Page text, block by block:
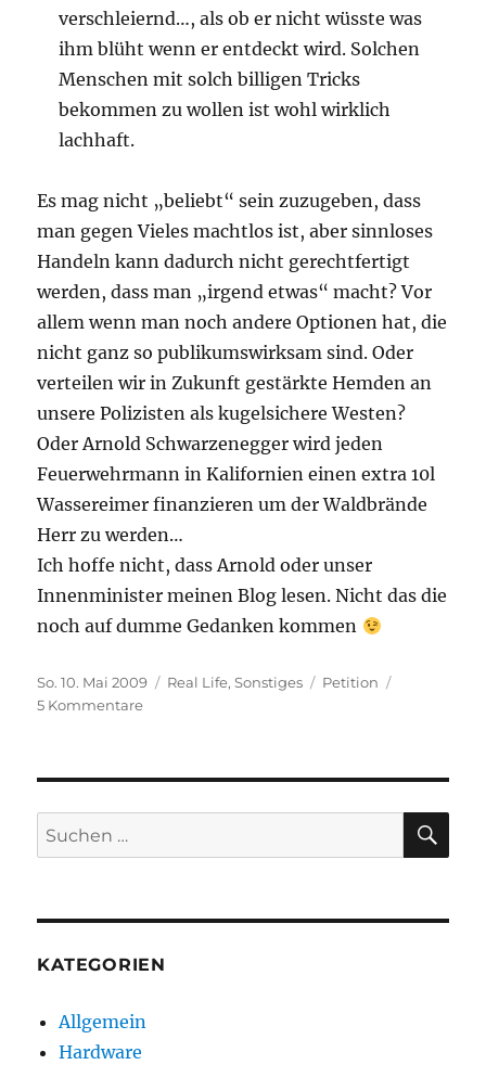
verschleiernd…, als ob er nicht wüsste was
ihm blüht wenn er entdeckt wird. Solchen
Menschen mit solch billigen Tricks
bekommen zu wollen ist wohl wirklich
lachhaft.
Es mag nicht „beliebt“ sein zuzugeben, dass
man gegen Vieles machtlos ist, aber sinnloses
Handeln kann dadurch nicht gerechtfertigt
werden, dass man „irgend etwas“ macht? Vor
allem wenn man noch andere Optionen hat, die
nicht ganz so publikumswirksam sind. Oder
verteilen wir in Zukunft gestärkte Hemden an
unsere Polizisten als kugelsichere Westen?
Oder Arnold Schwarzenegger wird jeden
Feuerwehrmann in Kalifornien einen extra 10l
Wassereimer finanzieren um der Waldbrände
Herr zu werden…
Ich hoffe nicht, dass Arnold oder unser
Innenminister meinen Blog lesen. Nicht das die
noch auf dumme Gedanken kommen
Veröffentlicht
am
So. 10. Mai 2009 Kategorien
Real Life,Sonstiges Schlagwörter
Petition
5 Kommentarezu
Keine
und
vom
Suchen
nach:
KATEGORIEN
Allgemein
Hardware